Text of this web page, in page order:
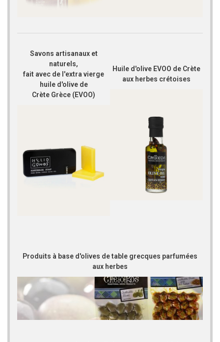
Savons artisanaux et
naturels,
fait avec de l'extra vierge
huile d'olive de
Crète Grèce (EVOO)
Huile d'olive EVOO de Crète
aux herbes crétoises
Produits à base d'olives de table grecques parfumées
aux herbes